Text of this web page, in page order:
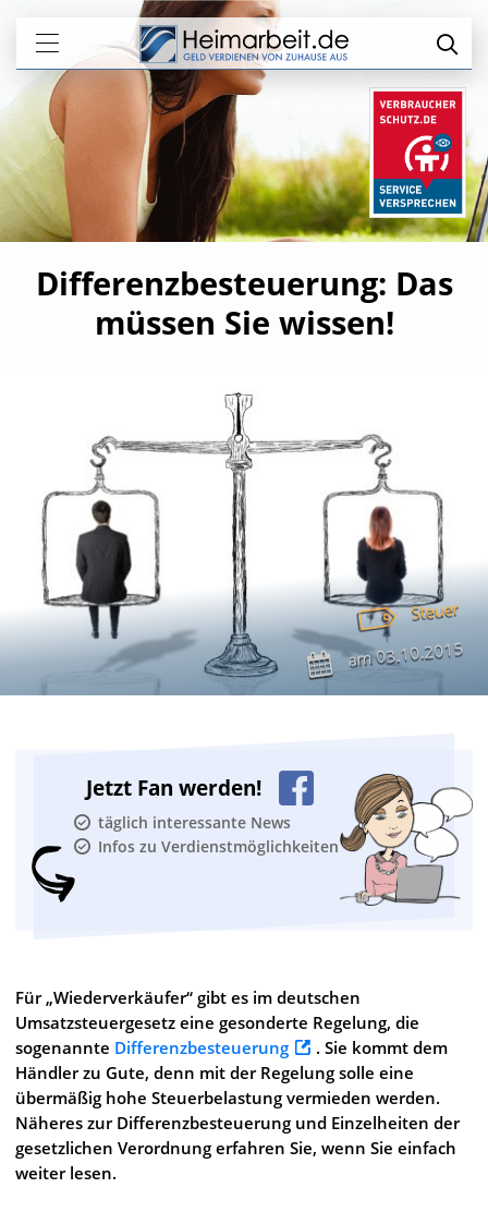
Differenzbesteuerung: Das
müssen Sie wissen!
Steuer
am03.10.2015
Jetzt Fan werden!
täglich interessante News
Infos zu Verdienstmöglichkeiten
Für „Wiederverkäufer“ gibt es im deutschen
Umsatzsteuergesetz eine gesonderte Regelung, die
sogenannte Differenzbesteuerung
. Sie kommt dem
Händler zu Gute, denn mit der Regelung solle eine
übermäßig hohe Steuerbelastung vermieden werden.
Näheres zur Differenzbesteuerung und Einzelheiten der
gesetzlichen Verordnung erfahren Sie, wenn Sie einfach
weiter lesen.